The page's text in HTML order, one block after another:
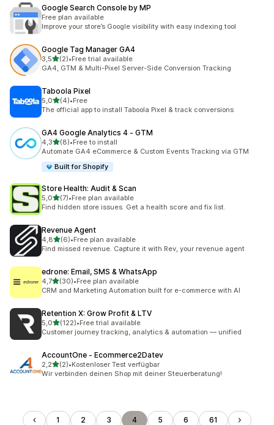
Google Search Console by MP
Free plan available
Improve your store’s Google visibility with easy indexing tool
Google Tag Manager GA4
3,5/ 5 tähteä
(2)
2 arvostelua yhteensä
•Free trial available
GA4, GTM & Multi-Pixel Server-Side Conversion Tracking
Taboola Pixel
5,0/ 5 tähteä
(4)
4 arvostelua yhteensä
•Free
The official app to install Taboola Pixel & track conversions
GA4 Google Analytics 4 ‑ GTM
4,3/ 5 tähteä
(8)
8 arvostelua yhteensä
•Free to install
Automate GA4 eCommerce & Custom Events Tracking via GTM
Built for Shopify
Store Health: Audit & Scan
5,0/ 5 tähteä
(7)
7 arvostelua yhteensä
•Free plan available
Find hidden store issues. Get a health score and fix list.
Revenue Agent
4,8/ 5 tähteä
(6)
6 arvostelua yhteensä
•Free plan available
Find missed revenue. Capture it with Rev, your revenue agent
edrone: Email, SMS & WhatsApp
4,7/ 5 tähteä
(30)
30 arvostelua yhteensä
•Free plan available
CRM and Marketing Automation built for e-commerce with AI
Retention X: Grow Profit & LTV
5,0/ 5 tähteä
(122)
122 arvostelua yhteensä
•Free trial available
Customer journey tracking, analytics & automation — unified
AccountOne ‑ Ecommerce2Datev
2,2/ 5 tähteä
(2)
2 arvostelua yhteensä
•Kostenloser Test verfügbar
Wir verbinden deinen Shop mit deiner Steuerberatung!
1 2 3 4 5 6 61